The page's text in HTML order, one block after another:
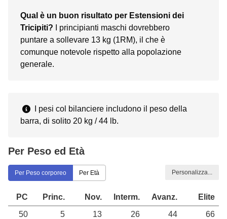
Qual è un buon risultato per Estensioni dei
Tricipiti?
I principianti maschi dovrebbero
puntare a sollevare 13 kg (1RM), il che è
comunque notevole rispetto alla popolazione
generale.
I pesi col bilanciere includono il peso della
barra, di solito 20 kg / 44 lb.
Per Peso ed Età
Per Peso corporeo Per Età Personalizza...
PC Princ. Nov. Interm. Avanz.
Elite
50
5 13 26 44
66